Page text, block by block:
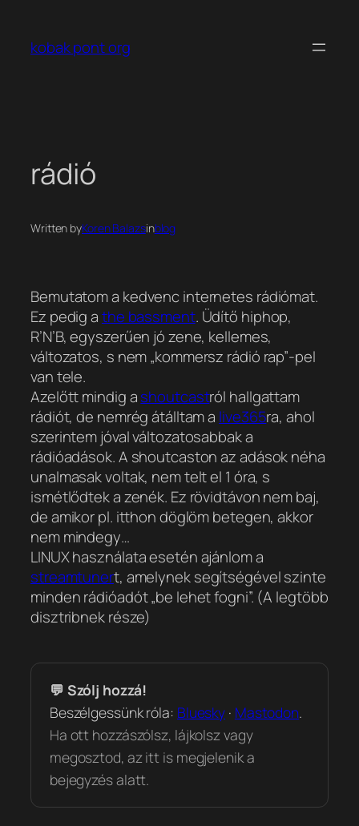
tartalomhoz
kobak pont org
rádió
Written byKoren Balazsinblog
Bemutatom a kedvenc internetes rádiómat.
Ez pedig athe bassment. Üdítő hiphop,
R’N’B, egyszerűen jó zene, kellemes,
változatos, s nem „kommersz rádió rap”-pel
van tele.
Azelőtt mindig ashoutcastról hallgattam
rádiót, de nemrég átálltam a live365ra, ahol
szerintem jóval változatosabbak a
rádióadások. A shoutcaston az adások néha
unalmasak voltak, nem telt el 1 óra, s
ismétlődtek a zenék. Ez rövidtávon nem baj,
de amikor pl. itthon döglöm betegen, akkor
nem mindegy…
LINUX használata esetén ajánlom a
streamtunert, amelynek segítségével szinte
minden rádióadót „be lehet fogni”. (A legtöbb
disztribnek része)
💬 Szólj hozzá!
Beszélgessünk róla: Bluesky · Mastodon.
Ha ott hozzászólsz, lájkolsz vagy
megosztod, az itt is megjelenik a
bejegyzés alatt.